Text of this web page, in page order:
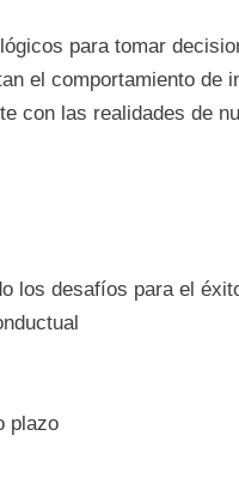
para tomar
el comportamiento de
con las realidades de
los desafíos para el
plazo